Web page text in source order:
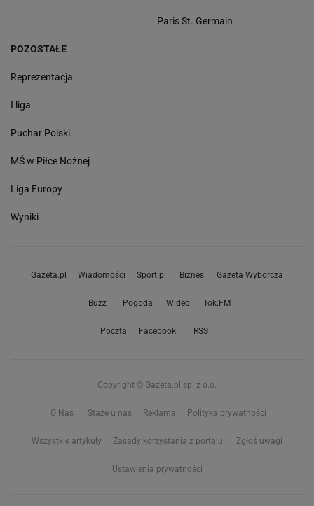
Paris St. Germain
POZOSTAŁE
Reprezentacja
I liga
Puchar Polski
MŚ w Piłce Nożnej
Liga Europy
Wyniki
Gazeta.pl Wiadomości Sport.pl Biznes Gazeta Wyborcza
Buzz Pogoda Wideo Tok.FM
Poczta Facebook RSS
Copyright © Gazeta.pl sp. z o.o.
O Nas Staże u nas Reklama Polityka prywatności
Wszystkie artykuły Zasady korzystania z portalu Zgłoś uwagi
Ustawienia prywatności